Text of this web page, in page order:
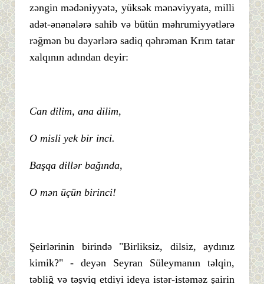
zəngin mədəniyyətə, yüksək mənəviyyata, milli
adət-ənənələrə sahib və bütün məhrumiyyətlərə
rəğmən bu dəyərlərə sadiq qəhrəman Krım tatar
xalqının adından deyir:
Can dilim, ana dilim,
O misli yek bir inci.
Başqa dillər bağında,
O mən üçün birinci!
Şeirlərinin birində "Birliksiz, dilsiz, aydınız
kimik?" - deyən Seyran Süleymanın təlqin,
təbliğ və təşviq etdiyi ideya istər-istəməz şairin